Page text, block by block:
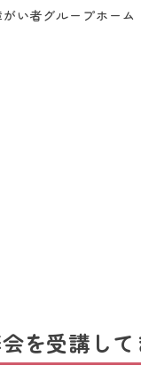
い者グループホーム
を受講して